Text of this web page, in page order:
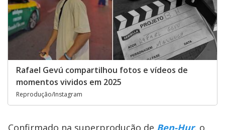
Rafael Gevú compartilhou fotos e vídeos de
momentos vividos em 2025
Reprodução/Instagram
Confirmado na superprodução de Ben-Hur, o